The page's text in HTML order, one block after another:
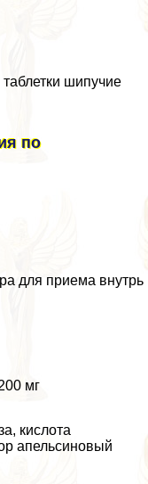
шипучие
по
для приема внутрь
мг
кислота
апельсиновый